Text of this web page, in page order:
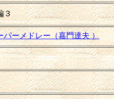
３
パーメドレー（嘉門達夫 ）